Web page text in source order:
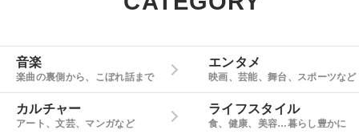
音楽
楽曲の裏側から、こぼれ話まで
エンタメ
映画、芸能、舞台、スポーツなど
カルチャー
アート、文芸、マンガなど
ライフスタイル
食、健康、美容…暮らし豊かに